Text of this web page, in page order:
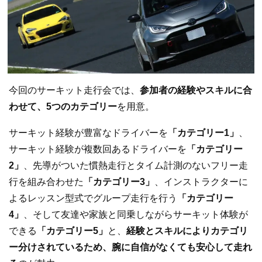
今回のサーキット走行会では、 参加者の経験やスキルに合
わせて、5つのカテゴリーを用意。
サーキット経験が豊富なドライバーを 「カテゴリー1」
サーキット経験が複数回あるドライバーを 「カテゴリー
2」
、先導がついた慣熱走行とタイム計測のないフリー走
行を組み合わせた
「カテゴリー3」
、インストラクターに
よるレッスン型式でグループ走行を行う
「カテゴリー
4」
、そして友達や家族と同乗しながらサーキット体験が
できる
「カテゴリー5」 と、 経験とスキルによりカテゴリ
ー分けされているため、腕に自信がなくても安心して走れ